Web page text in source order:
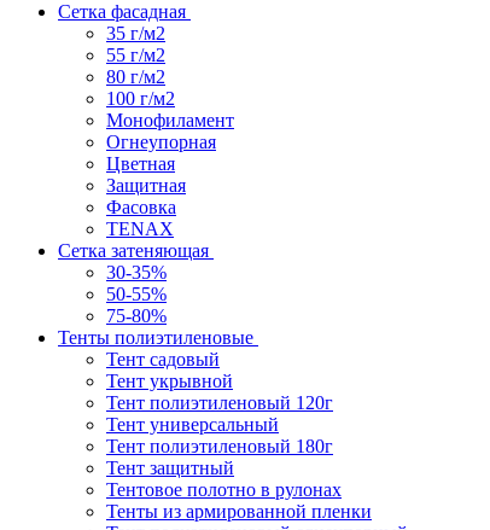
Сетка фасадная
35 г/м2
55 г/м2
80 г/м2
100 г/м2
Монофиламент
Огнеупорная
Цветная
Защитная
Фасовка
TENAX
Сетка затеняющая
30-35%
50-55%
75-80%
Тенты полиэтиленовые
Тент садовый
Тент укрывной
Тент полиэтиленовый 120г
Тент универсальный
Тент полиэтиленовый 180г
Тент защитный
Тентовое полотно в рулонах
Тенты из армированной пленки